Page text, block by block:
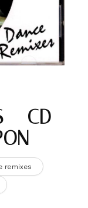
– CD
remixes